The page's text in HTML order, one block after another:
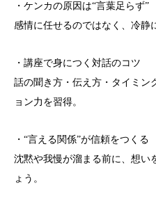
・ケンカの原因は“言葉足らず”
感情に任せるのではなく、冷静
・講座で身につく対話のコツ
話の聞き方・伝え方・タイミン
ョン力を習得。
・“言える関係”が信頼をつくる
沈黙や我慢が溜まる前に、想い
ょう。